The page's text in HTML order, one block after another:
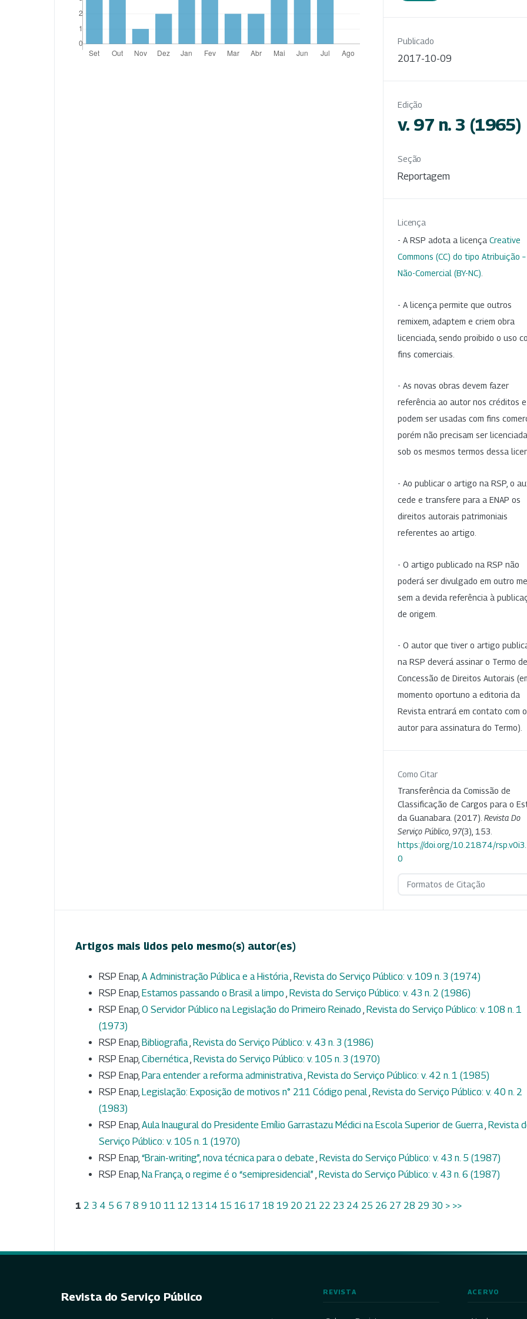
Publicado
2017-10-09
Edição
v. 97 n. 3 (1965)
Seção
Reportagem
Licença
- A RSP adota a licença Creative
Commons (CC) do tipo Atribuição –
Não-Comercial (BY-NC)
- A licença permite que outros
remixem, adaptem e criem obra
licenciada, sendo proibido o uso
fins comerciais.
- As novas obras devem fazer
referência ao autor nos créditos
podem ser usadas com fins
porém não precisam ser
sob os mesmos termos dessa
- Ao publicar o artigo na RSP, o
cede e transfere para a ENAP os
direitos autorais patrimoniais
referentes ao artigo.
- O artigo publicado na RSP não
poderá ser divulgado em outro
sem a devida referência à
de origem.
- O autor que tiver o artigo
na RSP deverá assinar o Termo de
Concessão de Direitos Autorais
momento oportuno a editoria da
Revista entrará em contato com o
autor para assinatura do Termo).
Como Citar
Transferência da Comissão de
Classificação de Cargos para o
da Guanabara. (2017). Revista Do
Serviço Público 97(3), 153.
https://doi.org/10.21874/
0
Formatos de Citação
Artigos mais lidos pelo mesmo(s) autor(es)
RSP Enap, A Administração Pública e a História Revista do Serviço Público: v. 109 n. 3 (1974)
RSP Enap, Estamos passando o Brasil a limpo Revista do Serviço Público: v. 43 n. 2 (1986)
RSP Enap, O Servidor Público na Legislação do Primeiro Reinado Revista do Serviço Público: v. 108 n. 1
(1973)
RSP Enap, Bibliografia Revista do Serviço Público: v. 43 n. 3 (1986)
RSP Enap, Cibernética Revista do Serviço Público: v. 105 n. 3 (1970)
RSP Enap, Para entender a reforma administrativa Revista do Serviço Público: v. 42 n. 1 (1985)
RSP Enap, Legislação: Exposição de motivos n° 211 Código penal Revista do Serviço Público: v. 40 n. 2
(1983)
RSP Enap, Aula Inaugural do Presidente Emílio Garrastazu Médici na Escola Superior de Guerra Revista
Serviço Público: v. 105 n. 1 (1970)
RSP Enap, “Brain-writing”, nova técnica para o debate Revista do Serviço Público: v. 43 n. 5 (1987)
RSP Enap, Na França, o regime é o “semipresidencial” Revista do Serviço Público: v. 43 n. 6 (1987)
1 2 3 4 5 6 7 8 9 10 11 12 13 14 15 16 17 18 19 20 21 22 23 24 25 26 27 28 29 30 > >>
Revista do Serviço Público REVISTA ACERVO